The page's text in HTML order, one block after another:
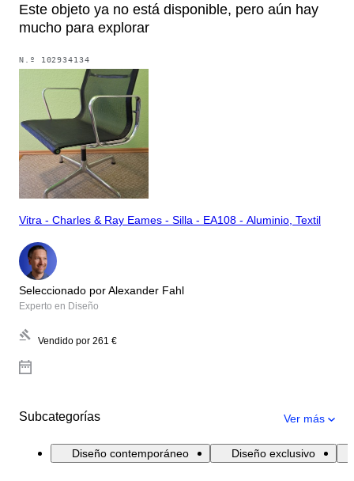
Este objeto ya no está disponible, pero aún hay
mucho para explorar
N.º 102934134
Vitra - Charles & Ray Eames - Silla - EA108 - Aluminio, Textil
Seleccionado por Alexander Fahl
Experto en Diseño
Vendido por 261 €
Subcategorías Ver más
Diseño contemporáneo Diseño exclusivo